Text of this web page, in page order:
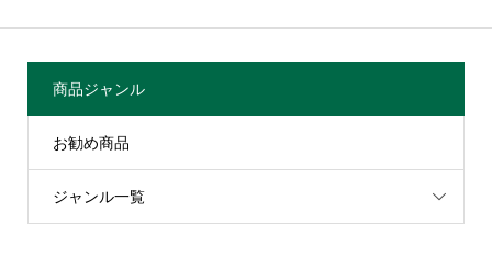
商品ジャンル
お勧め商品
ジャンル一覧